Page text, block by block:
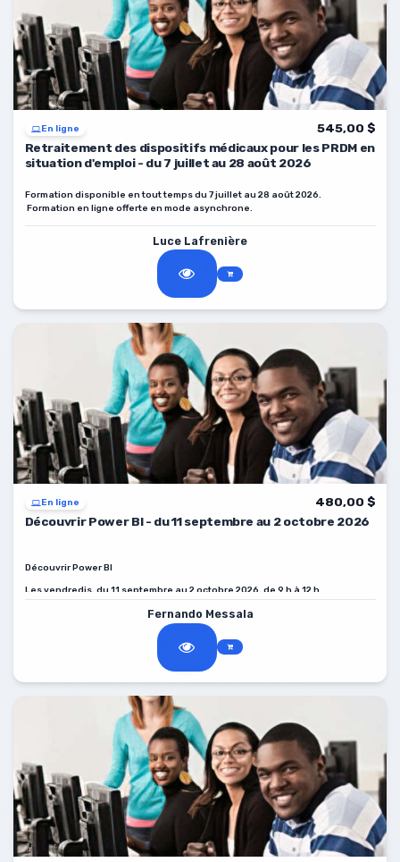
En ligne
545,00 $
Retraitement des dispositifs médicaux pour les PRDM en
situation d'emploi - du 7 juillet au 28 août 2026
Formation disponible en tout temps du 7 juillet au 28 août 2026.
Formation en ligne offerte en mode asynchrone.
Luce Lafrenière
En ligne
480,00 $
Découvrir Power BI - du 11 septembre au 2 octobre 2026
Découvrir Power BI
Les vendredis, du 11 septembre au 2 octobre 2026, de 9 h à 12 h.
Fernando Messala